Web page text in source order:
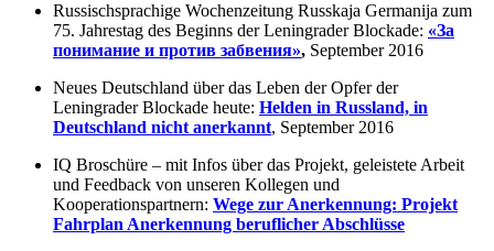
Russischsprachige Wochenzeitung Russkaja Germanija zum
75. Jahrestag des Beginns der Leningrader Blockade: «За
понимание и против забвения», September 2016
Neues Deutschland über das Leben der Opfer der
Leningrader Blockade heute: Helden in Russland, in
Deutschland nicht anerkannt, September 2016
IQ Broschüre – mit Infos über das Projekt, geleistete Arbeit
und Feedback von unseren Kollegen und
Kooperationspartnern: Wege zur Anerkennung: Projekt
Fahrplan Anerkennung beruflicher Abschlüsse